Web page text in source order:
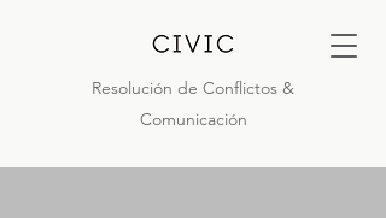
Resolución de Conflictos &
Comunicación